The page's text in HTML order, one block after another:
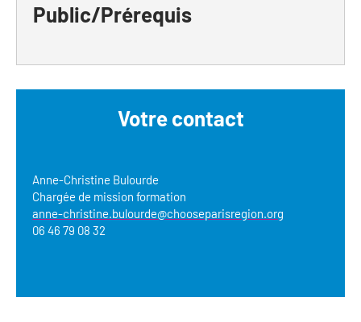
S'investir dans le label
Remise des Prix
Inscription à la newsletter
Public/Prérequis
Votre contact
Anne-Christine Bulourde
Chargée de mission formation
anne-christine.bulourde@chooseparisregion.org
06 46 79 08 32